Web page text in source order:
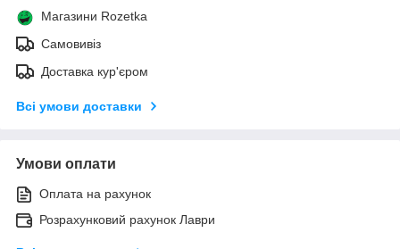
Магазини Rozetka
Самовивіз
Доставка кур'єром
Всі умови доставки
Умови оплати
Оплата на рахунок
Розрахунковий рахунок Лаври